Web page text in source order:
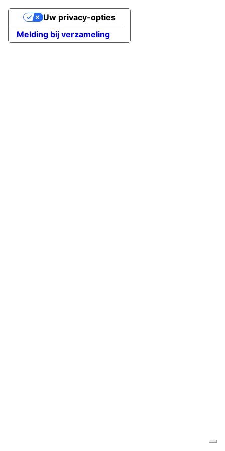
Melding bij verzameling
Uw privacy-opties